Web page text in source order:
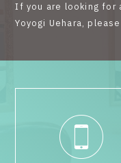
If you are looking for
Yoyogi Uehara,